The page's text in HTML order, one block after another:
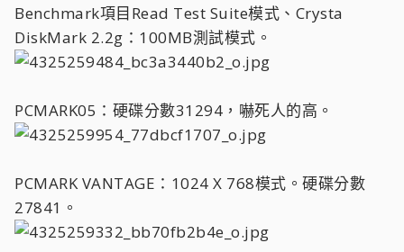
Benchmark項目Read Test Suite模式、Crysta
DiskMark 2.2g：100MB測試模式。
PCMARK05：硬碟分數31294，嚇死人的高。
PCMARK VANTAGE：1024 X 768模式。硬碟分數
27841。